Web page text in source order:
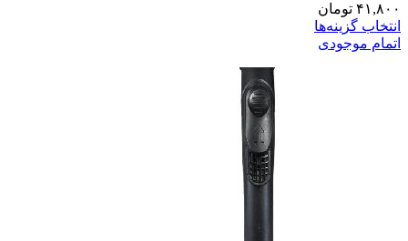
۴۱,۸۰۰ تومان
انتخاب گزینه‌ها
اتمام موجودی